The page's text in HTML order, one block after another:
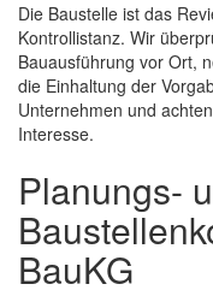
Die Baustelle ist das
Kontrollistanz. Wir
Bauausführung vor Ort,
die Einhaltung der
Unternehmen und
Interesse.
Planungs-
BauKG